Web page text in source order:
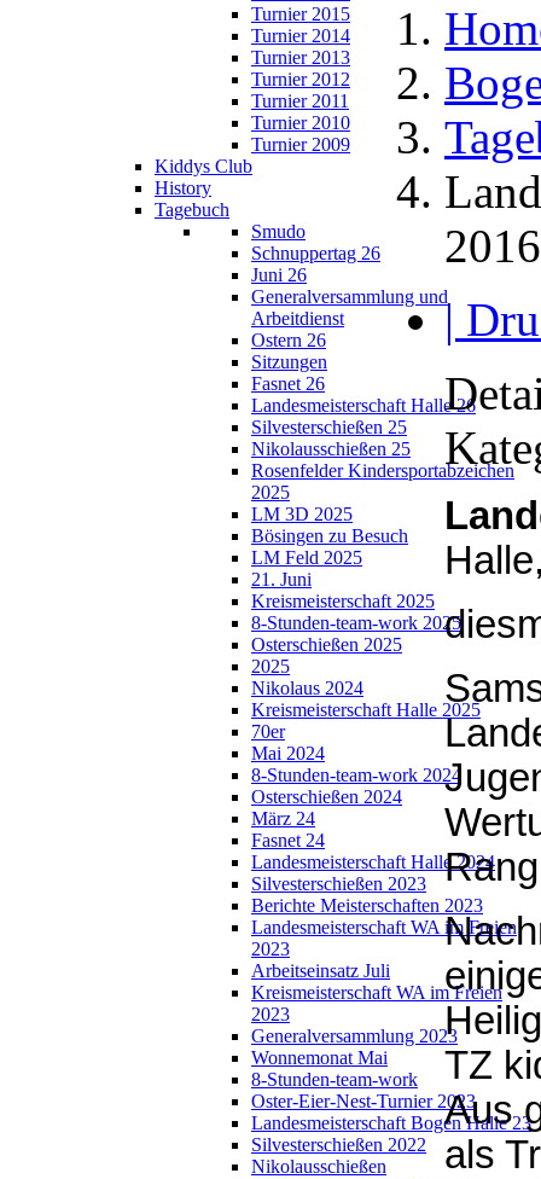
Turnier 2015
Turnier 2014
Turnier 2013
Turnier 2012
Turnier 2011
Turnier 2010
Turnier 2009
Kiddys Club
History
Tagebuch
Smudo
Schnuppertag 26
Juni 26
Generalversammlung und
Arbeitdienst
Ostern 26
Sitzungen
Fasnet 26
Landesmeisterschaft Halle 26
Silvesterschießen 25
Nikolausschießen 25
Rosenfelder Kindersportabzeichen
2025
LM 3D 2025
Bösingen zu Besuch
LM Feld 2025
21. Juni
Kreismeisterschaft 2025
8-Stunden-team-work 2025
Osterschießen 2025
2025
Nikolaus 2024
Kreismeisterschaft Halle 2025
70er
Mai 2024
8-Stunden-team-work 2024
Osterschießen 2024
März 24
Fasnet 24
Landesmeisterschaft Halle 2024
Silvesterschießen 2023
Berichte Meisterschaften 2023
Landesmeisterschaft WA im Freien
2023
Arbeitseinsatz Juli
Kreismeisterschaft WA im Freien
2023
Generalversammlung 2023
Wonnemonat Mai
8-Stunden-team-work
Oster-Eier-Nest-Turnier 2023
Landesmeisterschaft Bogen Halle 23
Silvesterschießen 2022
Nikolausschießen
2016
|
TZ
Aus
als